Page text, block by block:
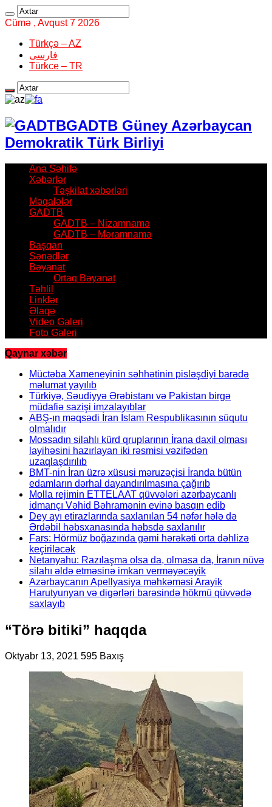
Cümə , Avqust 7 2026
Türkçə – AZ
فارسی
Türkce – TR
GADTB Güney Azərbaycan
Demokratik Türk Birliyi
Ana Səhifə
Xəbərlər
Təşkilat xəbərləri
Məqalələr
GADTB
GADTB – Nizamnamə
GADTB – Məramnamə
Başqan
Sənədlər
Bəyanat
Ortaq Bəyanat
Təhlil
Linklər
Əlaqə
Video Galeri
Foto Galeri
Qaynar xəbər
Müctəba Xameneyinin səhhətinin pisləşdiyi barədə
məlumat yayılıb
Türkiyə, Səudiyyə Ərəbistanı və Pakistan birgə
müdafiə sazişi imzalayıblar
ABŞ-ın məqsədi İran İslam Respublikasının süqutu
olmalıdır
Mossadın silahlı kürd qruplarının İrana daxil olması
layihəsini hazırlayan iki rəsmisi vəzifədən
uzaqlaşdırılıb
BMT-nin İran üzrə xüsusi məruzəçisi İranda bütün
edamların dərhal dayandırılmasına çağırıb
Molla rejimin ETTELAAT qüvvələri azərbaycanlı
idmançı Vəhid Bəhramənin evinə basqın edib
Dey ayı etirazlarında saxlanılan 54 nəfər hələ də
Ərdəbil həbsxanasında həbsdə saxlanılır
Fars: Hörmüz boğazında gəmi hərəkəti orta dəhlizə
keçiriləcək
Netanyahu: Razılaşma olsa da, olmasa da, İranın nüvə
silahı əldə etməsinə imkan verməyəcəyik
Azərbaycanın Apellyasiya məhkəməsi Arayik
Harutyunyan və digərləri barəsində hökmü qüvvədə
saxlayıb
“Törə bitiki” haqqda
Oktyabr 13, 2021 595 Baxış